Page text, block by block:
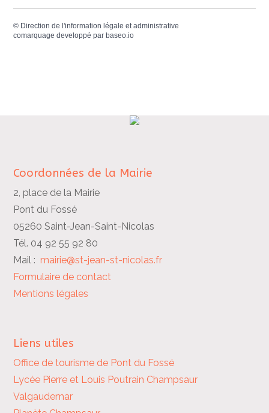
© Direction de l'information légale et administrative
comarquage developpé parbaseo.io
Coordonnées de la Mairie
2, place de la Mairie
Pont du Fossé
05260 Saint-Jean-Saint-Nicolas
Tél. 04 92 55 92 80
Mail :mairie@st-jean-st-nicolas.fr
Formulaire de contact
Mentions légales
Liens utiles
Office de tourisme de Pont du Fossé
Lycée Pierre et Louis Poutrain Champsaur
Valgaudemar